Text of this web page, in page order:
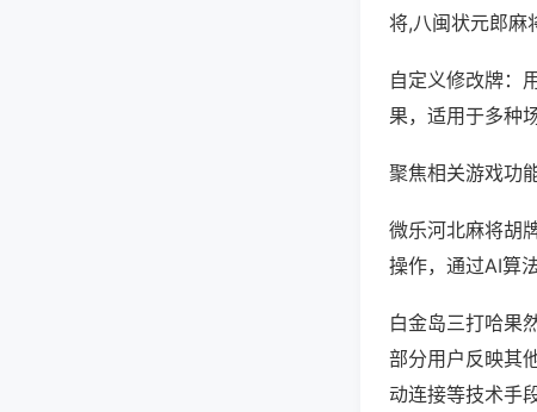
将,八闽状元郎麻
自定义修改牌：
果，适用于多种
聚焦相关游戏功
微乐河北麻将胡
操作，通过AI算
白金岛三打哈果
部分用户反映其
动连接等技术手